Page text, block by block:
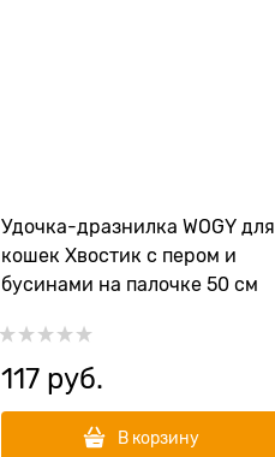
Удочка-дразнилка WOGY для
кошек Хвостик с пером и
бусинами на палочке 50 см
117 руб.
В корзину